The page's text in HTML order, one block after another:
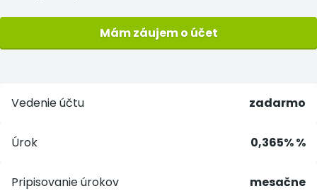
Mám záujem o účet
Vedenie účtu zadarmo
Úrok 0,365% %
Pripisovanie úrokov mesačne